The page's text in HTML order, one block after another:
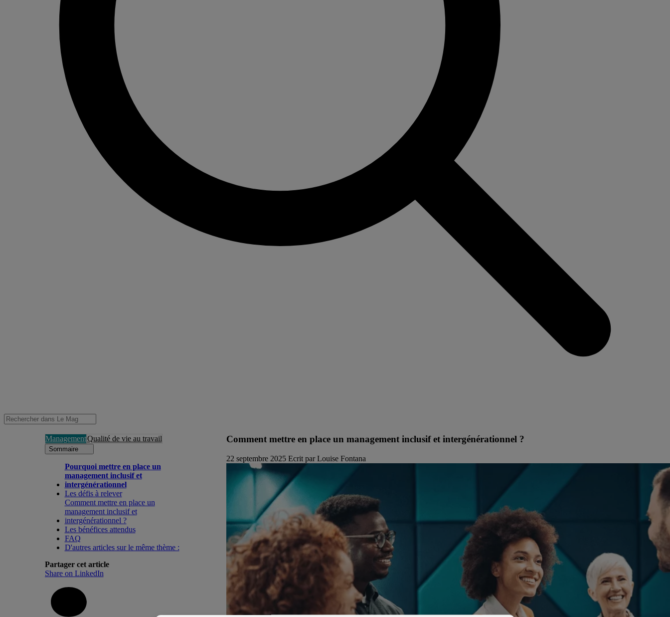
ManagementQualité de vie au travail
Sommaire
Pourquoi mettre en place un
management inclusif et
intergénérationnel
Les défis à relever
Comment mettre en place un
management inclusif et
intergénérationnel ?
Les bénéfices attendus
FAQ
D'autres articles sur le même thème :
Partager cet article
Share on LinkedIn
Comment mettre en place un management inclusif et intergénérationnel ?
22 septembre 2025 Ecrit par Louise Fontana